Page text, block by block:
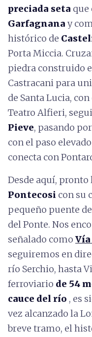
preciada seta que
Garfagnana y
histórico de
Porta Miccia.
piedra construido
Castracani para
de Santa Lucia,
Teatro Alfieri,
Pieve, pasando
con el paso
conecta con
Desde aquí,
Pontecosi con su
pequeño puente
del Ponte. Nos
señalado como
seguiremos en
río Serchio, hasta
ferroviario de 54
cauce del río , es
vez alcanzado la
breve tramo, el